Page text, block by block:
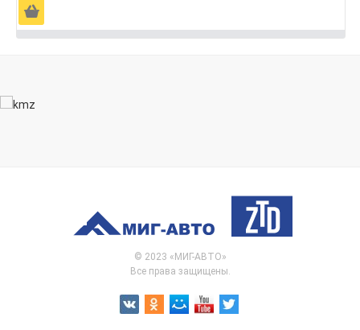
Ä
© 2023 «МИГ-АВТО»
Все права защищены.